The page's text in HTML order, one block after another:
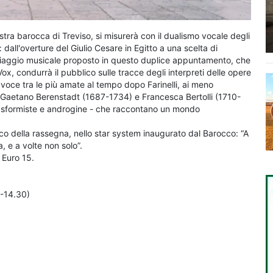
barocca di Treviso, si misurerà con il dualismo vocale degli
del Giulio Cesare in Egitto a una scelta di
musicale proposto in questo duplice appuntamento, che
condurrà il pubblico sulle tracce degli interpreti delle opere
tra le più amate al tempo dopo Farinelli, ai meno
Berenstadt (1687-1734) e Francesca Bertolli (1710-
e androgine - che raccontano un mondo
della rassegna, nello star system inaugurato dal Barocco: “A
e a volte non solo”.
15.